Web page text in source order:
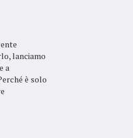
lanciamo
a
è solo